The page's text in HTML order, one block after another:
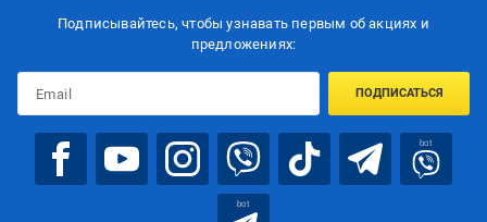
Подписывайтесь, чтобы узнавать первым об акцияx и
предложениях:
ПОДПИСАТЬСЯ
bot
bot